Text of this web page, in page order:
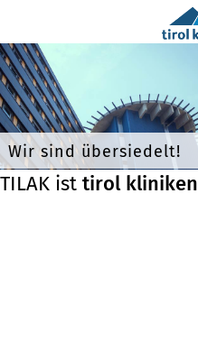
Wir sind übersiedelt!
TILAK isttirol kliniken